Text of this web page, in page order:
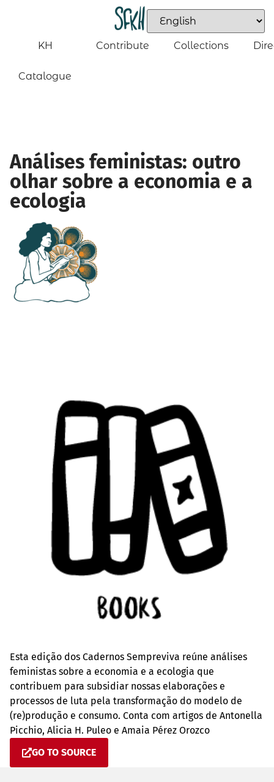
KH
Catalogue
Contribute Collections
Análises feministas: outro
olhar sobre a economia e a
ecologia
Esta edição dos Cadernos Sempreviva reúne análises
feministas sobre a economia e a ecologia que
contribuem para subsidiar nossas elaborações e
processos de luta pela transformação do modelo de
(re)produção e consumo. Conta com artigos de Antonella
Picchio, Alicia H. Puleo e Amaia Pérez Orozco
GO TO SOURCE